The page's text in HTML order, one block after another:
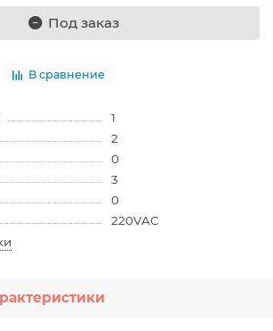
Под заказ
В сравнение
1
2
0
3
0
220VAC